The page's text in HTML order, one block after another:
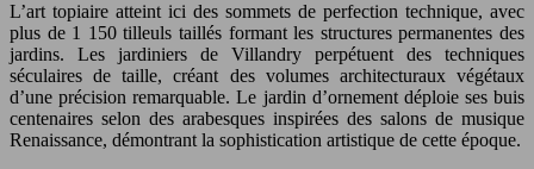
L’art topiaire atteint ici des sommets de perfection technique, avec
plus de 1 150 tilleuls taillés formant les structures permanentes des
jardins. Les jardiniers de Villandry perpétuent des techniques
séculaires de taille, créant des volumes architecturaux végétaux
d’une précision remarquable. Le jardin d’ornement déploie ses buis
centenaires selon des arabesques inspirées des salons de musique
Renaissance, démontrant la sophistication artistique de cette époque.